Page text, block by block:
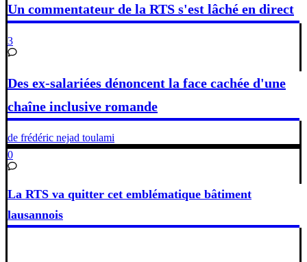
Un commentateur de la RTS s'est lâché en direct
3
Des ex-salariées dénoncent la face cachée d'une
chaîne inclusive romande
de frédéric nejad toulami
0
La RTS va quitter cet emblématique bâtiment
lausannois